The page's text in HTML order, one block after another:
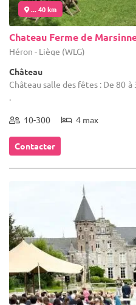
... 40 km
Chateau Ferme de
Héron - Liège (WLG)
Château
Château salle des fêtes : De 80
.
10-300 4 max
Contacter